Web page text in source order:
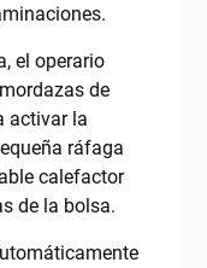
el operario
de
activar la
ráfaga
calefactor
de la bolsa.